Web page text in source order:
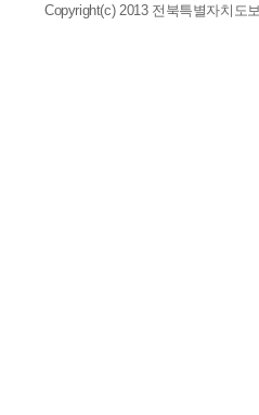
Copyright(c) 2013 전북특별자치도